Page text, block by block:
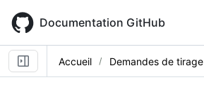
main
content
Documentation GitHub
Accueil Demandes de tirage